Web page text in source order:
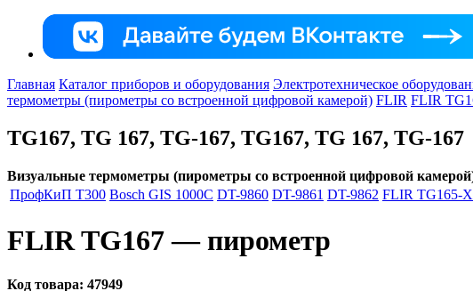
Главная Каталог приборов и оборудования Электротехническое
термометры (пирометры со встроенной цифровой камерой) FLIR FLIR
TG167, TG 167, TG-167, ТG167, ТG 167, ТG-167
Визуальные термометры (пирометры со встроенной цифровой
ПрофКиП Т300 Bosch GIS 1000C DT-9860 DT-9861 DT-9862 FLIR TG165-X
FLIR TG167 — пирометр
Код товара: 47949